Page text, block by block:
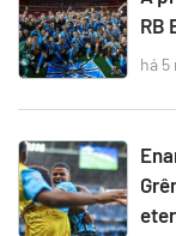
RB
há 5